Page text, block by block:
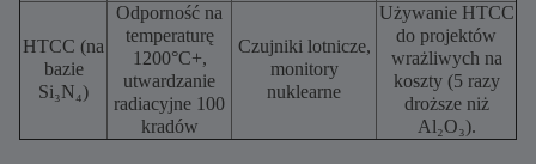
HTCC (na
bazie
Si₃N₄)
Odporność na
temperaturę
1200°C+,
utwardzanie
radiacyjne 100
kradów
Czujniki lotnicze,
monitory
nuklearne
Używanie HTCC
do projektów
wrażliwych na
koszty (5 razy
droższe niż
Al₂O₃).